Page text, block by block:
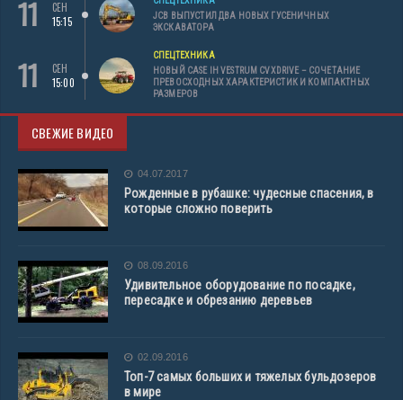
11
СЕН
15:15
JCB ВЫПУСТИЛ ДВА НОВЫХ ГУСЕНИЧНЫХ
ЭКСКАВАТОРА
11
СЕН
15:00
СПЕЦТЕХНИКА
НОВЫЙ CASE IH VESTRUM CVXDRIVE – СОЧЕТАНИЕ
ПРЕВОСХОДНЫХ ХАРАКТЕРИСТИК И КОМПАКТНЫХ
РАЗМЕРОВ
СВЕЖИЕ ВИДЕО
04.07.2017
Рожденные в рубашке: чудесные спасения, в
которые сложно поверить
08.09.2016
Удивительное оборудование по посадке,
пересадке и обрезанию деревьев
02.09.2016
Топ-7 самых больших и тяжелых бульдозеров
в мире